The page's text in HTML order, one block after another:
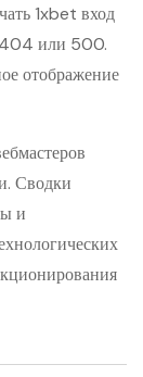
1xbet вход
404 или 500.
отображение
Сводки
и